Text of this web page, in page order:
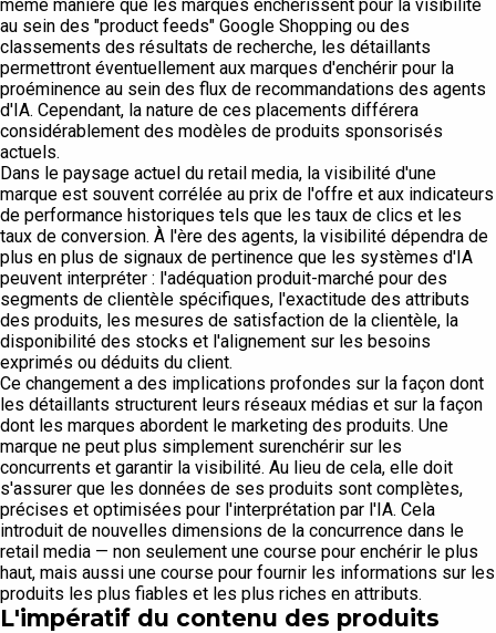
même manière que les marques enchérissent pour la visibilité
au sein des "product feeds" Google Shopping ou des
classements des résultats de recherche, les détaillants
permettront éventuellement aux marques d'enchérir pour la
proéminence au sein des flux de recommandations des agents
d'IA. Cependant, la nature de ces placements différera
considérablement des modèles de produits sponsorisés
actuels.
Dans le paysage actuel du retail media, la visibilité d'une
marque est souvent corrélée au prix de l'offre et aux indicateurs
de performance historiques tels que les taux de clics et les
taux de conversion. À l'ère des agents, la visibilité dépendra de
plus en plus de signaux de pertinence que les systèmes d'IA
peuvent interpréter : l'adéquation produit-marché pour des
segments de clientèle spécifiques, l'exactitude des attributs
des produits, les mesures de satisfaction de la clientèle, la
disponibilité des stocks et l'alignement sur les besoins
exprimés ou déduits du client.
Ce changement a des implications profondes sur la façon dont
les détaillants structurent leurs réseaux médias et sur la façon
dont les marques abordent le marketing des produits. Une
marque ne peut plus simplement surenchérir sur les
concurrents et garantir la visibilité. Au lieu de cela, elle doit
s'assurer que les données de ses produits sont complètes,
précises et optimisées pour l'interprétation par l'IA. Cela
introduit de nouvelles dimensions de la concurrence dans le
retail media — non seulement une course pour enchérir le plus
haut, mais aussi une course pour fournir les informations sur les
produits les plus fiables et les plus riches en attributs.
L'impératif du contenu des produits